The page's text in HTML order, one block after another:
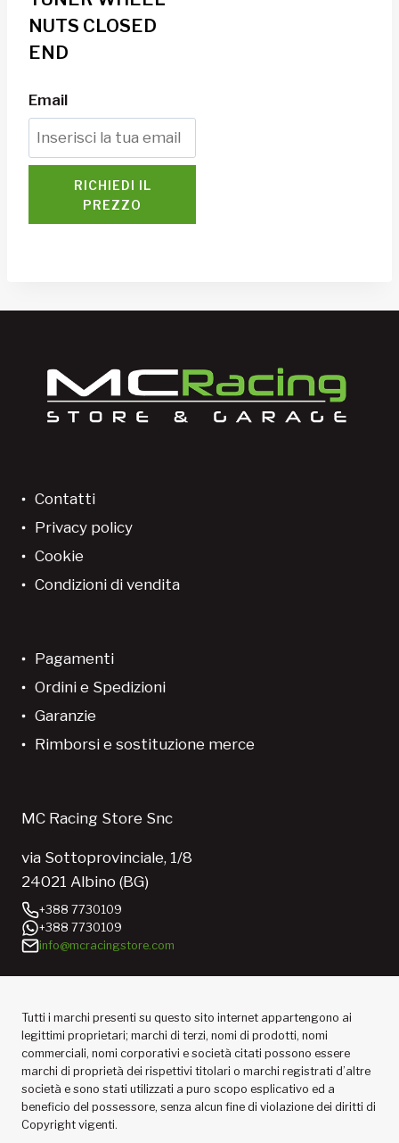
NUTS CLOSED
END
Email
RICHIEDI IL
PREZZO
Contatti
Privacy policy
Cookie
Condizioni di vendita
Pagamenti
Ordini e Spedizioni
Garanzie
Rimborsi e sostituzione merce
MC Racing Store Snc
via Sottoprovinciale, 1/8
24021 Albino (BG)
+388 7730109
+388 7730109
info@mcracingstore.com
Tutti i marchi presenti su questo sito internet appartengono ai
legittimi proprietari; marchi di terzi, nomi di prodotti, nomi
commerciali, nomi corporativi e società citati possono essere
marchi di proprietà dei rispettivi titolari o marchi registrati d’altre
società e sono stati utilizzati a puro scopo esplicativo ed a
beneficio del possessore, senza alcun fine di violazione dei diritti di
Copyright vigenti.